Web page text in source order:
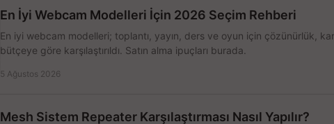
En İyi Webcam Modelleri İçin 2026 Seçim Rehberi
En iyi webcam modelleri; toplantı, yayın, ders ve oyun için çözünürlük,
bütçeye göre karşılaştırıldı. Satın alma ipuçları burada.
5 Ağustos 2026
Mesh Sistem Repeater Karşılaştırması Nasıl Yapılır?